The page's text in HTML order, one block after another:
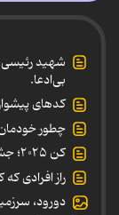
شهید
بی‌ادعا.
کدهای
چطور خودمان را از
کن ۲۰۲۵؛ جشنواره‌ای علیه خانواده
راز افرادی
دورود،